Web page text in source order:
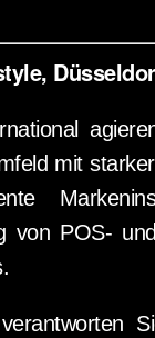
mit
von POS-